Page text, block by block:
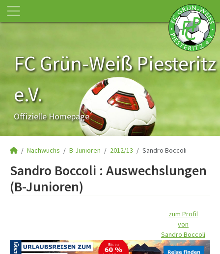
FC Grün-Weiß Piesteritz
e.V.
Offizielle Homepage
Nachwuchs B-Junioren 2012/13 Sandro Boccoli
Sandro Boccoli : Auswechslungen
(B-Junioren)
zum Profil
von
Sandro Boccoli